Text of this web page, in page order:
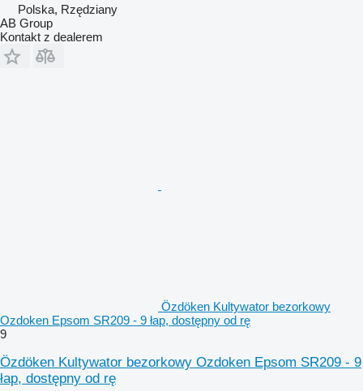
Polska, Rzędziany
AB Group
Kontakt z dealerem
Özdöken Kultywator bezorkowy
Ozdoken Epsom SR209 - 9 łap, dostępny od rę
9
Özdöken Kultywator bezorkowy Ozdoken Epsom SR209 - 9
łap, dostępny od rę